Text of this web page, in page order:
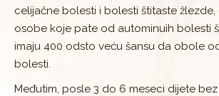
celijačne bolesti i bolesti štitaste
osobe koje pate od autominuih bolesti
imaju 400 odsto veću šansu da obole
bolesti.
Međutim, posle 3 do 6 meseci dijete